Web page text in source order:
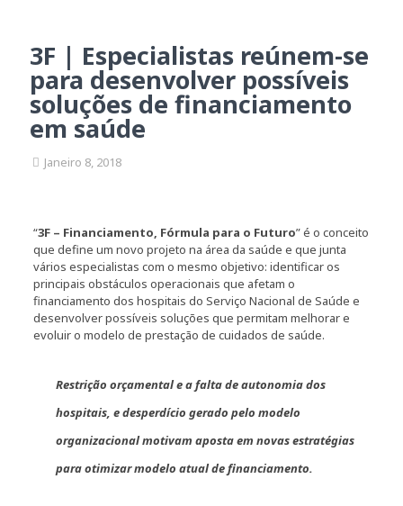
3F | Especialistas reúnem-se
para desenvolver possíveis
soluções de financiamento
em saúde
Janeiro 8, 2018
“3F – Financiamento, Fórmula para o Futuro” é o conceito
que define um novo projeto na área da saúde e que junta
vários especialistas com o mesmo objetivo: identificar os
principais obstáculos operacionais que afetam o
financiamento dos hospitais do Serviço Nacional de Saúde e
desenvolver possíveis soluções que permitam melhorar e
evoluir o modelo de prestação de cuidados de saúde.
Restrição orçamental e a falta de autonomia dos
hospitais, e desperdício gerado pelo modelo
organizacional motivam aposta em novas estratégias
para otimizar modelo atual de financiamento.